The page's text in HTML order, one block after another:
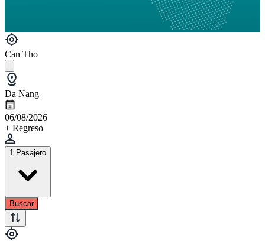
Can Tho
Da Nang
06/08/2026
+ Regreso
1 Pasajero
Buscar